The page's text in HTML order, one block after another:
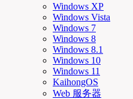
Windows XP
Windows Vista
Windows 7
Windows 8
Windows 8.1
Windows 10
Windows 11
KaihongOS
Web 服务器